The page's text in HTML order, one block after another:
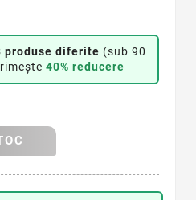
produse diferite (sub 90
40% reducere